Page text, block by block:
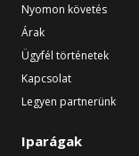
Nyomon követés
Árak
Ügyfél történetek
Kapcsolat
Legyen partnerünk
Iparágak